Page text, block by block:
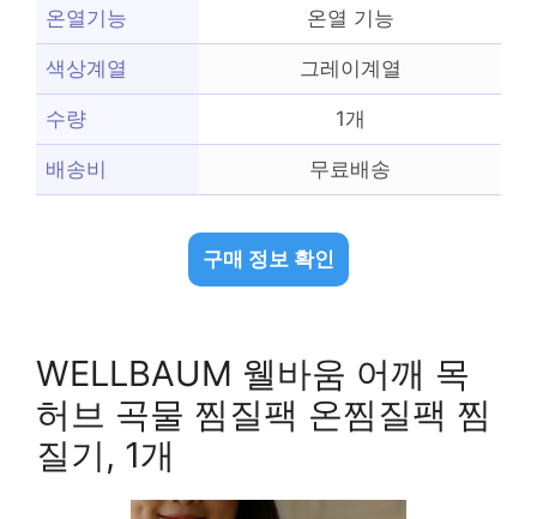
온열기능 온열 기능
색상계열 그레이계열
수량 1개
배송비 무료배송
구매 정보 확인
WELLBAUM 웰바움 어깨 목
허브 곡물 찜질팩 온찜질팩 찜
질기, 1개